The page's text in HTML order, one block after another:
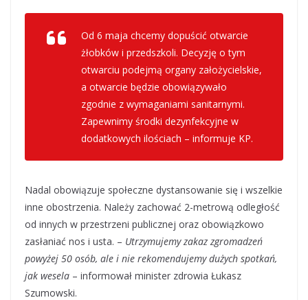
Od 6 maja chcemy dopuścić otwarcie
żłobków i przedszkoli. Decyzję o tym
otwarciu podejmą organy założycielskie,
a otwarcie będzie obowiązywało
zgodnie z wymaganiami sanitarnymi.
Zapewnimy środki dezynfekcyjne w
dodatkowych ilościach – informuje KP.
Nadal obowiązuje społeczne dystansowanie się i wszelkie
inne obostrzenia. Należy zachować 2-metrową odległość
od innych w przestrzeni publicznej oraz obowiązkowo
zasłaniać nos i usta. – Utrzymujemy zakaz zgromadzeń
powyżej 50 osób, ale i nie rekomendujemy dużych spotkań,
jak wesela – informował minister zdrowia Łukasz
Szumowski.